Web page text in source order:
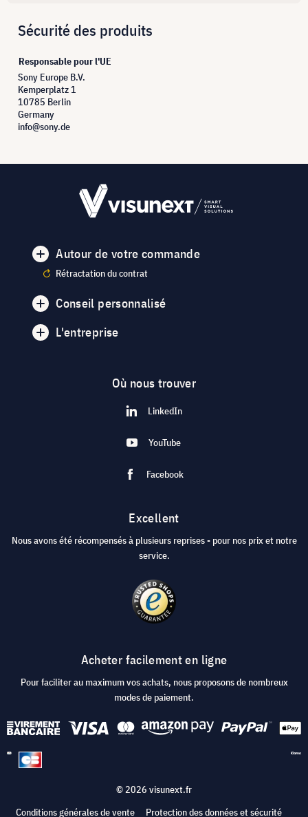
Sécurité des produits
Responsable pour l'UE
Sony Europe B.V.
Kemperplatz 1
10785 Berlin
Germany
info@sony.de
Autour de votre commande
Rétractation du contrat
Conseil personnalisé
L'entreprise
Où nous trouver
LinkedIn
YouTube
Facebook
Excellent
Nous avons été récompensés à plusieurs reprises - pour nos prix et notre
service.
Acheter facilement en ligne
Pour faciliter au maximum vos achats, nous proposons de nombreux
modes de paiement.
© 2026 visunext.fr
Conditions générales de vente
Protection des données et sécurité